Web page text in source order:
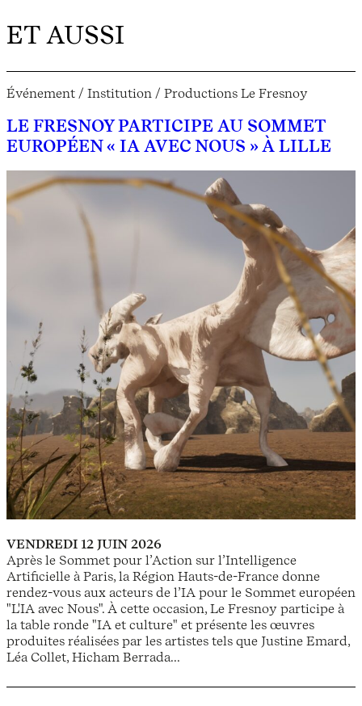
ET AUSSI
Événement / Institution / Productions Le Fresnoy
LE FRESNOY PARTICIPE AU SOMMET
EUROPÉEN « IA AVEC NOUS » À LILLE
VENDREDI 12 JUIN 2026
Après le Sommet pour l’Action sur l’Intelligence
Artificielle à Paris, la Région Hauts-de-France donne
rendez-vous aux acteurs de l’IA pour le Sommet européen
"L'IA avec Nous". À cette occasion, Le Fresnoy participe à
la table ronde "IA et culture" et présente les œuvres
produites réalisées par les artistes tels que Justine Emard,
Léa Collet, Hicham Berrada...